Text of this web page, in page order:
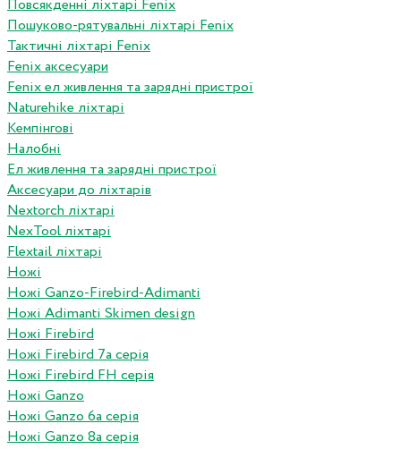
Повсякденні ліхтарі Fenix
Пошуково-рятувальні ліхтарі Fenix
Тактичні ліхтарі Fenix
Fenix аксесуари
Fenix ел живлення та зарядні пристрої
Naturehike ліхтарі
Кемпінгові
Налобні
Ел живлення та зарядні пристрої
Аксесуари до ліхтарів
Nextorch ліхтарі
NexTool ліхтарі
Flextail ліхтарі
Ножі
Ножі Ganzo-Firebird-Adimanti
Ножі Adimanti Skimen design
Ножі Firebird
Ножі Firebird 7а серія
Ножі Firebird FH серія
Ножі Ganzo
Ножі Ganzo 6а серія
Ножі Ganzo 8а серія